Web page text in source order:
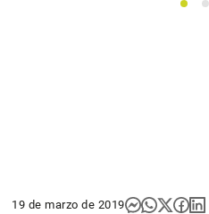
1 2
19 de marzo de 2019